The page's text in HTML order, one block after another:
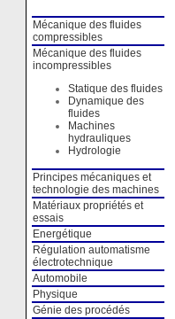
Mécanique des fluides
compressibles
Mécanique des fluides
incompressibles
Statique des fluides
Dynamique des
fluides
Machines
hydrauliques
Hydrologie
Principes mécaniques et
technologie des machines
Matériaux propriétés et
essais
Energétique
Régulation automatisme
électrotechnique
Automobile
Physique
Génie des procédés